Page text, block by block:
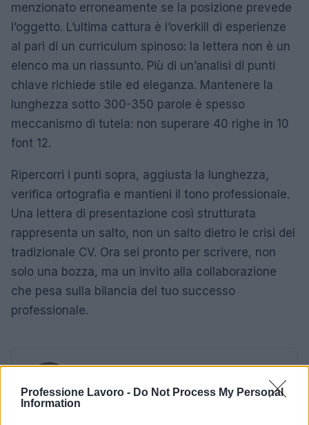
Professione Lavoro - Do Not Process My Personal
Information
menzionato erroneamente se la posizione prevede
l’oggetto. L’ultima cattura è l’overkill di esperienze
al pari di un curriculum spinoso: la lettera non è un
elenco ma un riassunto. Più di un’analisi di punti
chiave richiede stile ed eleganza. Mantenere la
lunghezza sotto 300-350 parole è spesso
meccanismo di tutela: non superare 40 righe in 10
font 12.
Ripercorri i punti sopra, aggiusta la lunghezza,
verifica ortografia e mantieni il tono professionale.
Una lettera di presentazione così strutturata
rappresenta un salto, non un salto dietro le crisi del
tradizionale CV. Ora sei pronto per scrivere, non
solo una bozza, ma un invito alla collaborazione
che pesa sulla bilancia del tuo successo
professionale.
AUTORE
Andrea Innocenti ha coordinato dall'estero il